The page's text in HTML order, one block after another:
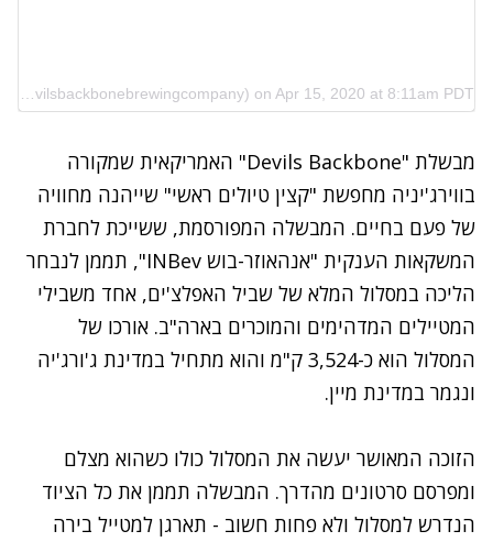
on Apr 15, 2020 at 8:11am PDT
מבשלת "Devils Backbone" האמריקאית שמקורה
בווירג'יניה מחפשת "קצין טיולים ראשי" שייהנה מחוויה
של פעם בחיים. המבשלה המפורסמת, ששייכת לחברת
המשקאות הענקית "אנהאוזר-בוש INBev", תממן לנבחר
הליכה במסלול המלא של שביל האפלצ'ים, אחד משבילי
המטיילים המדהימים והמוכרים בארה"ב. אורכו של
המסלול הוא כ-3,524 ק"מ והוא מתחיל במדינת ג'ורג'יה
ונגמר במדינת מיין.
הזוכה המאושר יעשה את המסלול כולו כשהוא מצלם
ומפרסם סרטונים מהדרך. המבשלה תממן את כל הציוד
הנדרש למסלול ולא פחות חשוב - תארגן למטייל בירה